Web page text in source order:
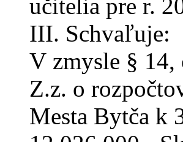
učitelia pre r.
III. Schvaľuje:
V zmysle § 14,
Z.z. o
Mesta Bytča k